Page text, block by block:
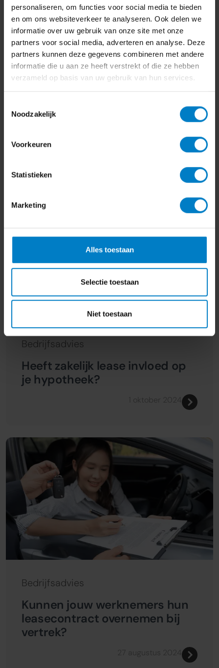
personaliseren, om functies voor social media te bieden
en om ons websiteverkeer te analyseren. Ook delen we
informatie over uw gebruik van onze site met onze
partners voor social media, adverteren en analyse. Deze
partners kunnen deze gegevens combineren met andere
informatie die u aan ze heeft verstrekt of die ze hebben
verzameld op basis van uw gebruik van hun services.
Noodzakelijk
Voorkeuren
Statistieken
Marketing
Alles toestaan
Selectie toestaan
Niet toestaan
Bedrijfsadvies
Wat zijn de gevolgen van het
gebruikte bestelauto?
Bedrijfsadvies
Heeft zakelijk lease invloed op
je hypotheek?
Bedrijfsadvies
Kunnen jouw werknemers hun
leasecontract overnemen bij
vertrek?